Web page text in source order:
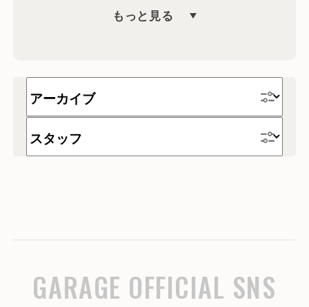
文具
海外
デスク
もっと見る
GARAGE OFFICIAL SNS